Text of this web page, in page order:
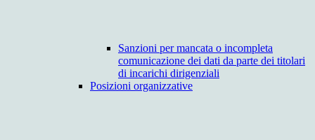
Sanzioni per mancata o incompleta
comunicazione dei dati da parte dei titolari
di incarichi dirigenziali
Posizioni organizzative